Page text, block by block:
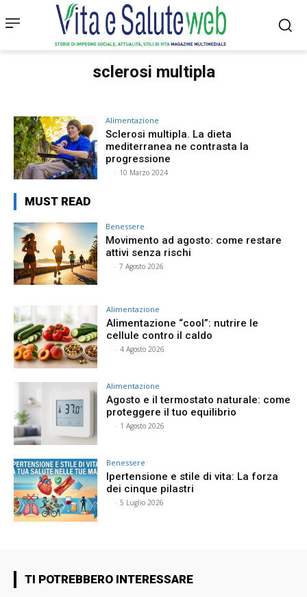
sclerosi multipla
Alimentazione
Sclerosi multipla. La dieta
mediterranea ne contrasta la
progressione
- 10 Marzo 2024
MUST READ
Benessere
Movimento ad agosto: come restare
attivi senza rischi
- 7 Agosto 2026
Alimentazione
Alimentazione “cool”: nutrire le
cellule contro il caldo
- 4 Agosto 2026
Alimentazione
Agosto e il termostato naturale: come
proteggere il tuo equilibrio
- 1 Agosto 2026
Benessere
Ipertensione e stile di vita: La forza
dei cinque pilastri
- 5 Luglio 2026
TI POTREBBERO INTERESSARE